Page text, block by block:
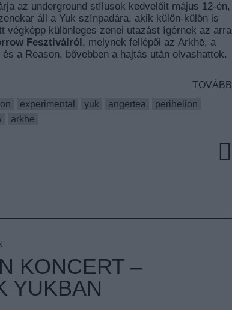
az underground stílusok kedvelőit május 12-én,
áll a Yuk színpadára, akik külön-külön is
végképp különleges zenei utazást ígérnek az arra
Fesztiválról , melynek fellépői az Arkhē, a
a Reason, bővebben a hajtás után olvashattok.
TOVÁBB
experimental yuk angertea
perihelion
arkhē
KONCERT –
YUKBAN